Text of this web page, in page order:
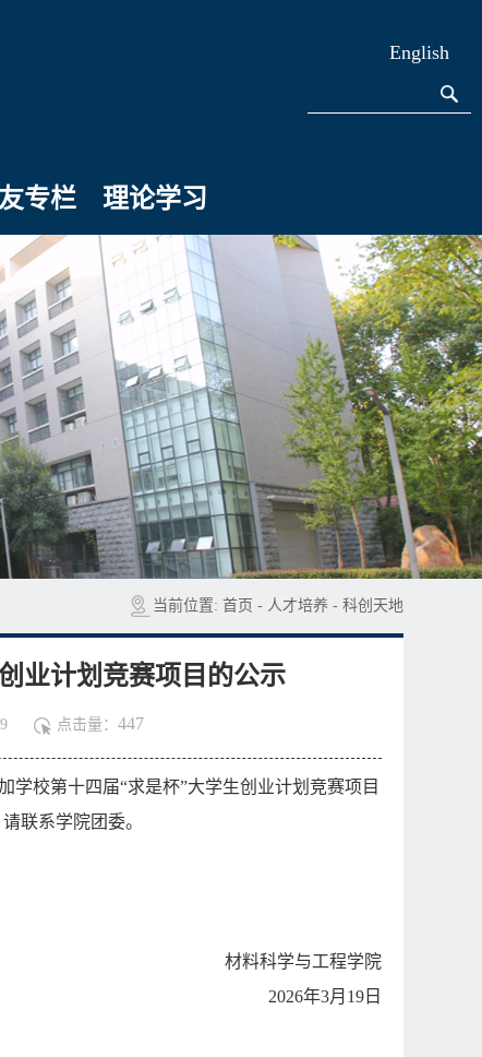
English
专栏 理论学习
当前位置: 首页 - 人才培养 - 科创天地
业计划竞赛项目的公示
点击量： 447
学校第十四届“求是杯”大学生创业计划竞赛项目
联系学院团委。
材料科学与工程学院
2026年3月 19 日